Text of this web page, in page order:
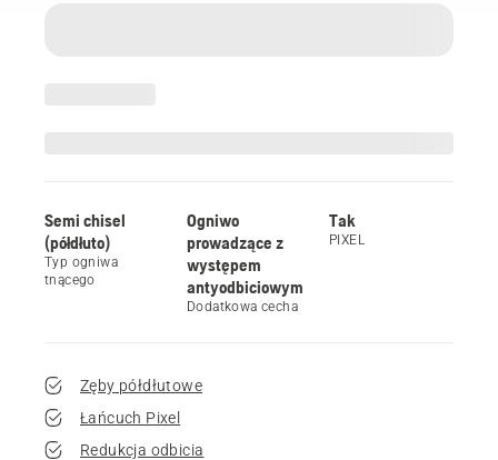
Semi chisel
(półdłuto)
Typ ogniwa
tnącego
Ogniwo
prowadzące z
występem
antyodbiciowym
Dodatkowa cecha
Tak
PIXEL
Zęby półdłutowe
Łańcuch Pixel
Redukcja odbicia